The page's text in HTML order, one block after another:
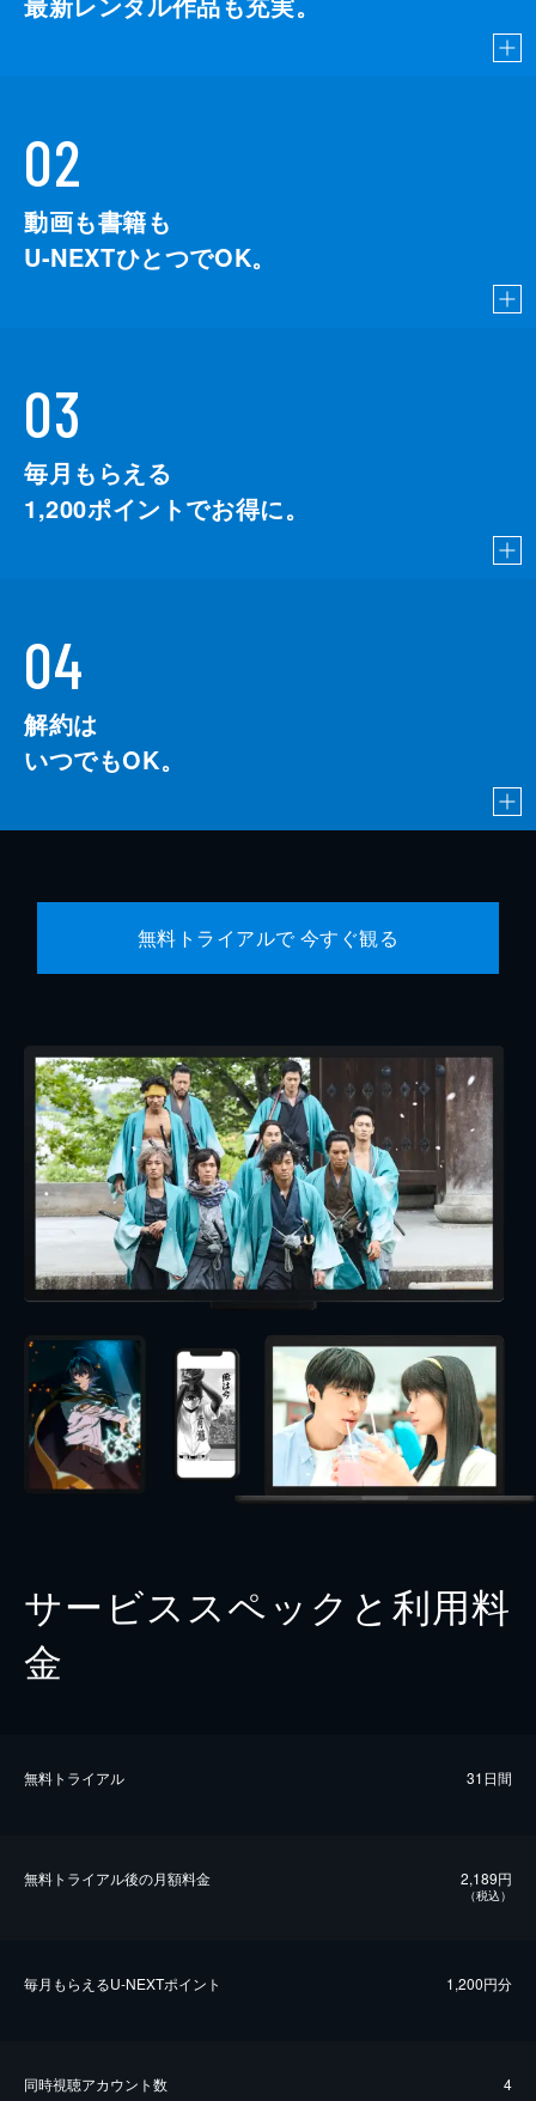
02
動画も書籍も
U-NEXTひとつでOK。
03
毎月もらえる
1,200ポイントでお得に。
04
解約は
いつでもOK。
無料トライアルで 今すぐ観る
サービススペックと利用料
金
無料トライアル 31日間
無料トライアル後の⽉額料金 2,189円
（税込）
毎⽉もらえるU-NEXTポイント 1,200円分
同時視聴アカウント数 4